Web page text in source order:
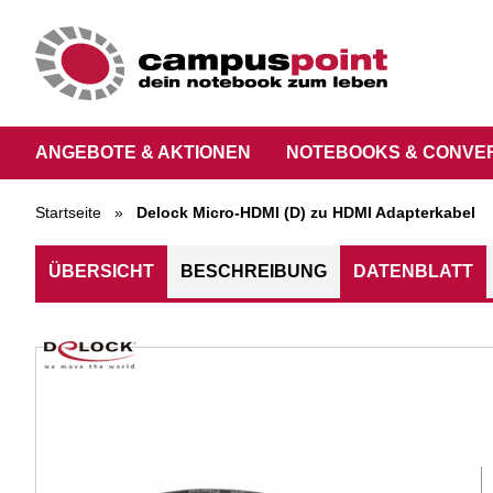
ANGEBOTE & AKTIONEN NOTEBOOKS &
Startseite » Delock Micro-HDMI (D) zu HDMI Adapterkabel
ÜBERSICHT BESCHREIBUNG DATENBLATT